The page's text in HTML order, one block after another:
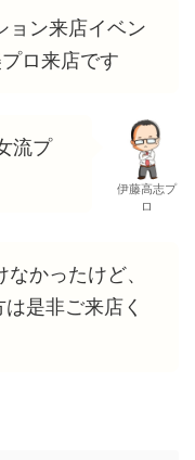
ョン来店イベン
ロ来店です
流プ
伊藤高志プ
ロ
かったけど、
是非ご来店く